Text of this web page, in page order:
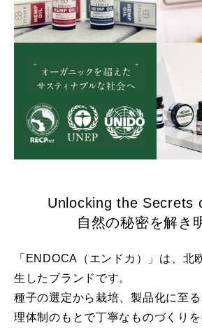
Unlocking the Secrets
自然の秘密を解き
「ENDOCA（エンドカ）」は、北
生したブランドです。
種子の選定から栽培、製品化に至
理体制のもとで丁寧なものづくりを